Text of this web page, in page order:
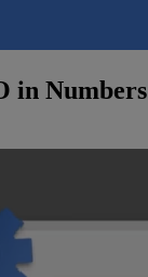
in Numbers